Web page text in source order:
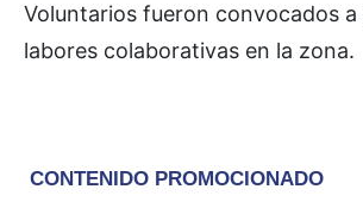
Voluntarios fueron convocados
labores colaborativas en la zona.